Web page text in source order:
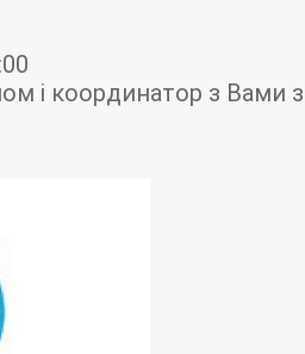
і координатор з Вами